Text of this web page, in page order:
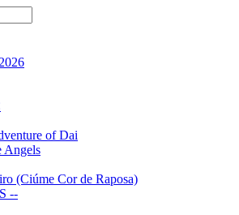
of Dai
Angels
(Ciúme Cor de Raposa)
--